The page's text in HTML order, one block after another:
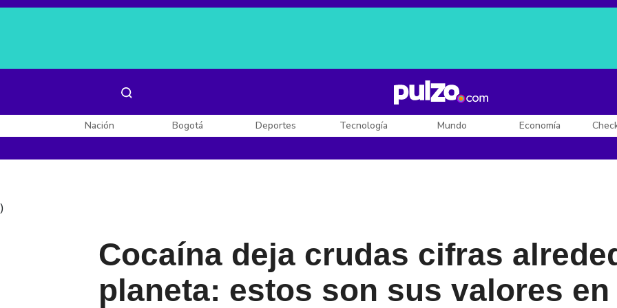
Posesión de De la Espriella
Nación Bogotá Deportes Tecnología Mundo Economía
)
Cocaína deja crudas cifras
planeta: estos son sus valores